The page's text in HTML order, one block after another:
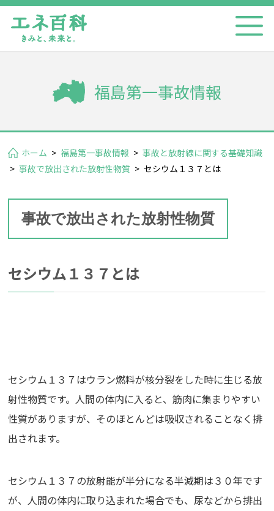
福島第一事故情報
ホーム > 福島第一事故情報 > 事故と放射線に関する基礎知識
> 事故で放出された放射性物質 > セシウム１３７とは
事故で放出された放射性物質
セシウム１３７とは
セシウム１３７はウラン燃料が核分裂をした時に生じる放
射性物質です。人間の体内に入ると、筋肉に集まりやすい
性質がありますが、そのほとんどは吸収されることなく排
出されます。
セシウム１３７の放射能が半分になる半減期は３０年です
が、人間の体内に取り込まれた場合でも、尿などから排出